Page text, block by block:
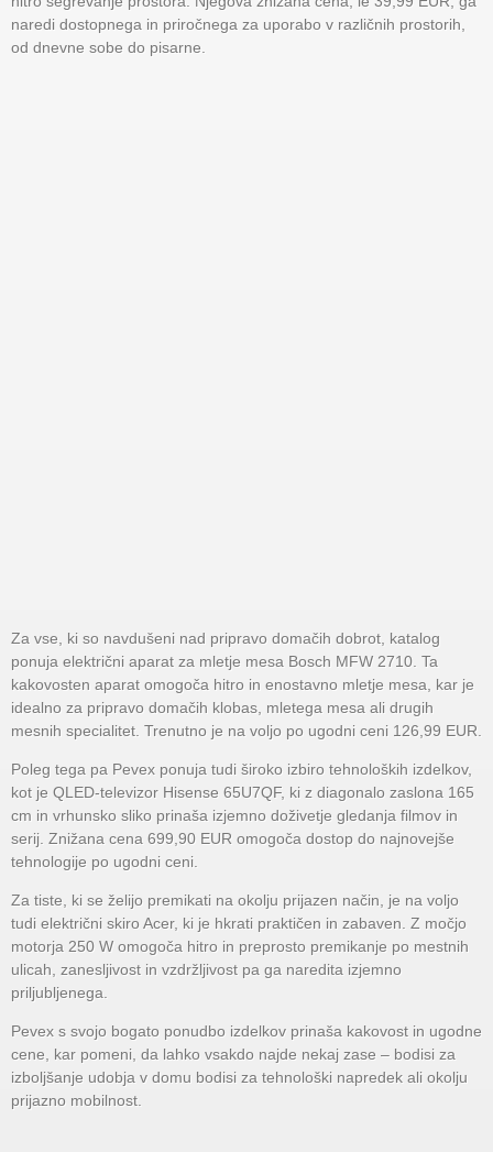
naredi dostopnega in priročnega za uporabo v različnih prostorih,
od dnevne sobe do pisarne.
Za vse, ki so navdušeni nad pripravo domačih dobrot, katalog
ponuja električni aparat za mletje mesa Bosch MFW 2710. Ta
kakovosten aparat omogoča hitro in enostavno mletje mesa, kar je
idealno za pripravo domačih klobas, mletega mesa ali drugih
mesnih specialitet. Trenutno je na voljo po ugodni ceni 126,99 EUR.
Poleg tega pa Pevex ponuja tudi široko izbiro tehnoloških izdelkov,
kot je QLED-televizor Hisense 65U7QF, ki z diagonalo zaslona 165
cm in vrhunsko sliko prinaša izjemno doživetje gledanja filmov in
serij. Znižana cena 699,90 EUR omogoča dostop do najnovejše
tehnologije po ugodni ceni.
Za tiste, ki se želijo premikati na okolju prijazen način, je na voljo
tudi električni skiro Acer, ki je hkrati praktičen in zabaven. Z močjo
motorja 250 W omogoča hitro in preprosto premikanje po mestnih
ulicah, zanesljivost in vzdržljivost pa ga naredita izjemno
priljubljenega.
Pevex s svojo bogato ponudbo izdelkov prinaša kakovost in ugodne
cene, kar pomeni, da lahko vsakdo najde nekaj zase – bodisi za
izboljšanje udobja v domu bodisi za tehnološki napredek ali okolju
prijazno mobilnost.